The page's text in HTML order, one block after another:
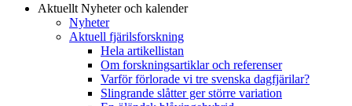
Aktuellt Nyheter och kalender
Nyheter
Aktuell fjärilsforskning
Hela artikellistan
Om forskningsartiklar och referenser
Varför förlorade vi tre svenska dagfjärilar?
Slingrande slåtter ger större variation